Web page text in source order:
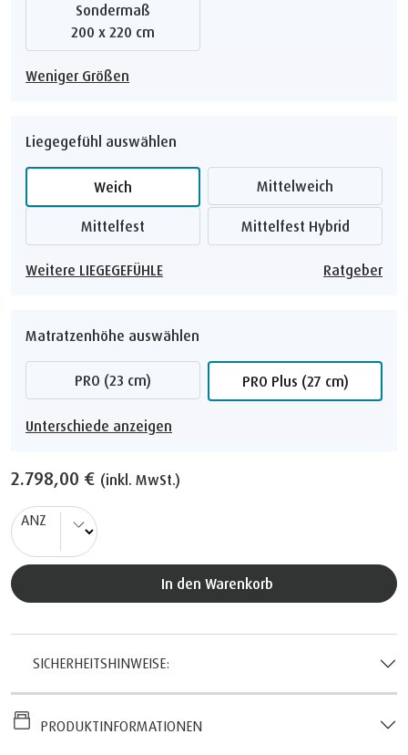
Sondermaß
200 x 220 cm
Weniger Größen
Liegegefühl auswählen
Weich Mittelweich
Mittelfest Mittelfest Hybrid
Weitere LIEGEGEFÜHLE Ratgeber
Matratzenhöhe auswählen
PRO (23 cm) PRO Plus (27 cm)
Unterschiede anzeigen
2.798,00 € (inkl. MwSt.)
ANZ
In den Warenkorb
SICHERHEITSHINWEISE:
PRODUKTINFORMATIONEN